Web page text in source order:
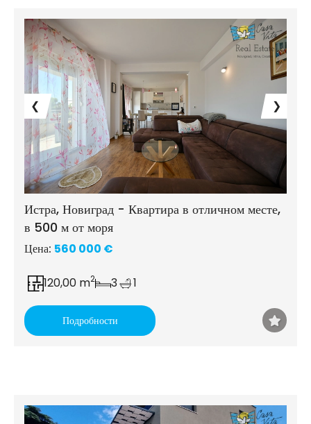
❮ ❯
Истра, Новиград - Квартира в отличном месте,
в 500 м от моря
Цена: 560 000 €
120,00 m2 3 1
Подробности